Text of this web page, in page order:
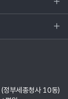
부세종청사 10동)